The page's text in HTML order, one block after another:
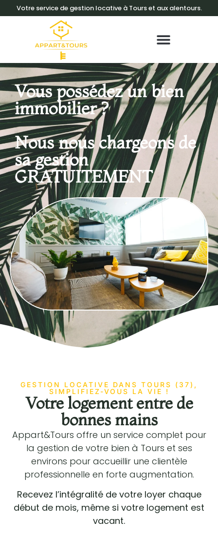
Votre service de gestion locative à Tours et aux alentours.
Vous possédez un bien
immobilier ?
Nous nous chargeons de
sa gestion
GRATUITEMENT
GESTION LOCATIVE DANS TOURS (37),
SIMPLIFIEZ-VOUS LA VIE !
Votre logement entre de
bonnes mains
Appart&Tours offre un service complet pour
la gestion de votre bien à Tours et ses
environs pour accueillir une clientèle
professionnelle en forte augmentation.
Recevez l’intégralité de votre loyer chaque
début de mois, même si votre logement est
vacant.